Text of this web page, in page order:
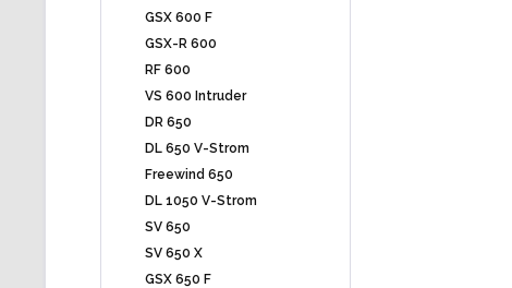
GSX 600 F
GSX-R 600
RF 600
VS 600 Intruder
DR 650
DL 650 V-Strom
Freewind 650
DL 1050 V-Strom
SV 650
SV 650 X
GSX 650 F